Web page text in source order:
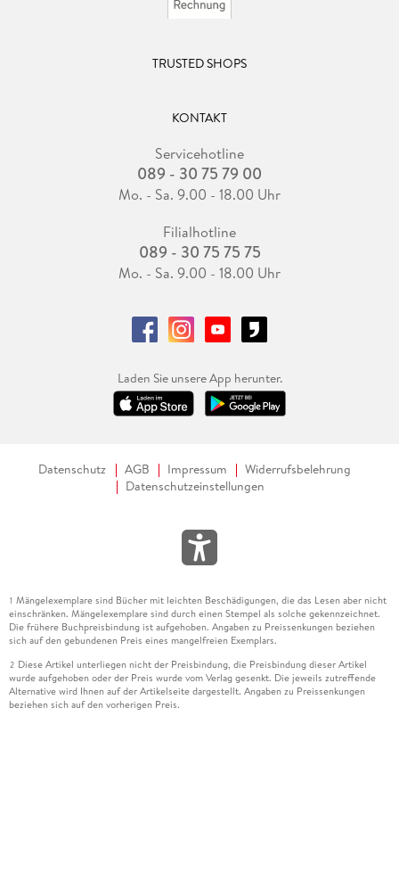
TRUSTED SHOPS
KONTAKT
Servicehotline
089 - 30 75 79 00
Mo. - Sa. 9.00 - 18.00 Uhr
Filialhotline
089 - 30 75 75 75
Mo. - Sa. 9.00 - 18.00 Uhr
Laden Sie unsere App herunter.
Datenschutz AGB Impressum
Widerrufsbelehrung
Datenschutzeinstellungen
1 Mängelexemplare sind Bücher mit leichten Beschädigungen, die das Lesen aber nicht
einschränken. Mängelexemplare sind durch einen Stempel als solche gekennzeichnet.
Die frühere Buchpreisbindung ist aufgehoben. Angaben zu Preissenkungen beziehen
sich auf den gebundenen Preis eines mangelfreien Exemplars.
2 Diese Artikel unterliegen nicht der Preisbindung, die Preisbindung dieser Artikel
wurde aufgehoben oder der Preis wurde vom Verlag gesenkt. Die jeweils zutreffende
Alternative wird Ihnen auf der Artikelseite dargestellt. Angaben zu Preissenkungen
beziehen sich auf den vorherigen Preis.